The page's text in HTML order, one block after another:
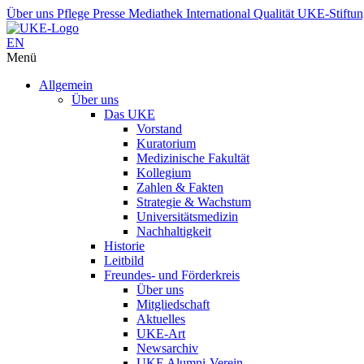
Über uns Pflege Presse Mediathek International Qualität UKE-
EN
Menü
Allgemein
Über uns
Das UKE
Vorstand
Kuratorium
Medizinische Fakultät
Kollegium
Zahlen & Fakten
Strategie & Wachstum
Universitätsmedizin
Nachhaltigkeit
Historie
Leitbild
Freundes- und Förderkreis
Über uns
Mitgliedschaft
Aktuelles
UKE-Art
Newsarchiv